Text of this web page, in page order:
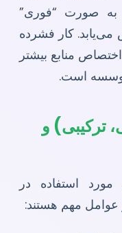
به صورت “فوری”
کار فشرده
منابع بیشتر
است.
ترکیبی) و
استفاده در
عوامل مهم هستند: